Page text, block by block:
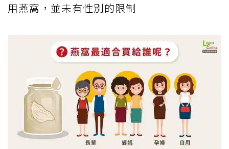
用燕窩，並未有性別的限制